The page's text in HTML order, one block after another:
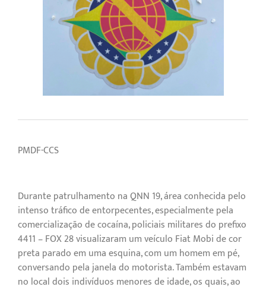
PMDF-CCS
Durante patrulhamento na QNN 19, área conhecida pelo
intenso tráfico de entorpecentes, especialmente pela
comercialização de cocaína, policiais militares do prefixo
4411 – FOX 28 visualizaram um veículo Fiat Mobi de cor
preta parado em uma esquina, com um homem em pé,
conversando pela janela do motorista. Também estavam
no local dois indivíduos menores de idade, os quais, ao